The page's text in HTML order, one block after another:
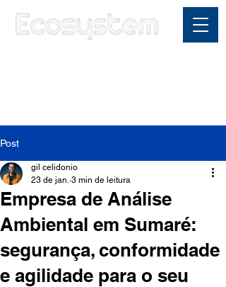
Post
Empresa de Análise
Ambiental em Sumaré:
segurança, conformidade
e agilidade para o seu
gil celidonio
23 de jan. 3 min de leitura